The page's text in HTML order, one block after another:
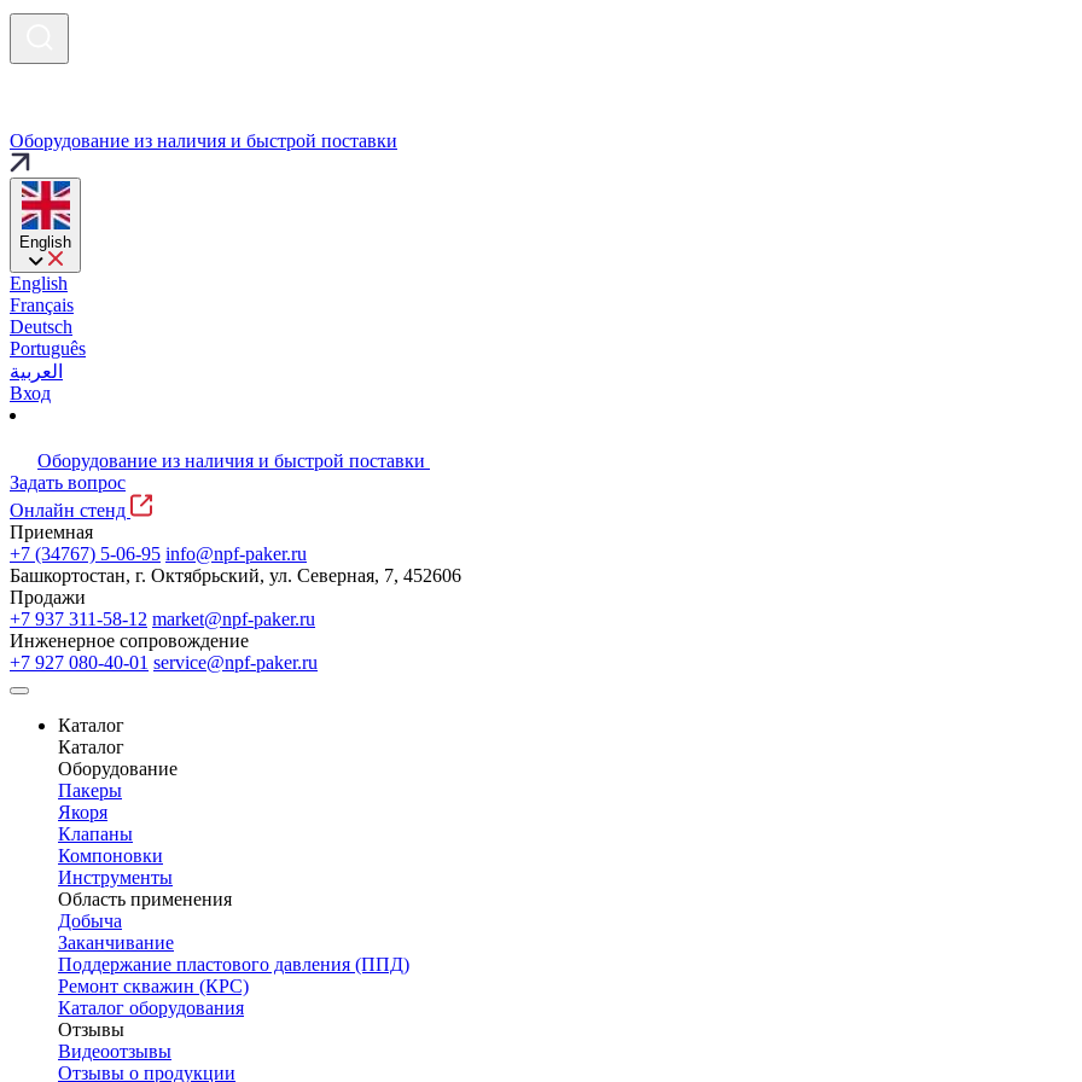
Оборудование из наличия и быстрой поставки
English
English
Français
Deutsch
Português
العربية
Вход
Оборудование из наличия и быстрой поставки
Задать вопрос
Онлайн стенд
Приемная
+7 (34767) 5-06-95 info@npf-paker.ru
Башкортостан, г. Октябрьский, ул. Северная, 7, 452606
Продажи
+7 937 311-58-12 market@npf-paker.ru
Инженерное сопровождение
+7 927 080-40-01 service@npf-paker.ru
Каталог
Каталог
Оборудование
Пакеры
Якоря
Клапаны
Компоновки
Инструменты
Область применения
Добыча
Заканчивание
Поддержание пластового давления (ППД)
Ремонт скважин (КРС)
Каталог оборудования
Отзывы
Видеоотзывы
Отзывы о продукции